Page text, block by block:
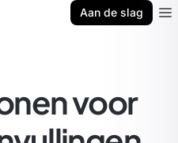
Aan de slag
voor